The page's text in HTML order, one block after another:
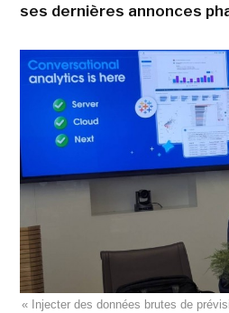
ses dernières annonces
« Injecter des données brutes de